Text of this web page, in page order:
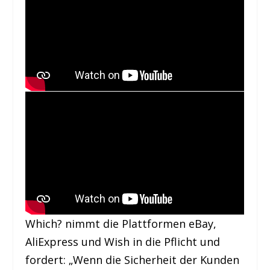
Which? nimmt die Plattformen eBay,
AliExpress und Wish in die Pflicht und
fordert: „Wenn die Sicherheit der Kunden